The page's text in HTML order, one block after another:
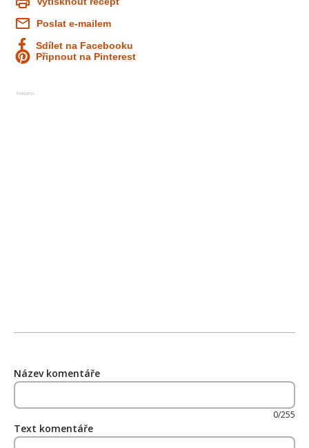
Poslat e-mailem
Sdílet na Facebooku
Připnout na Pinterest
Reklama
Název komentáře
0/255
Text komentáře